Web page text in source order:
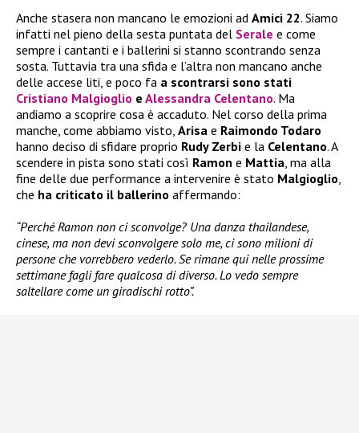
Anche stasera non mancano le emozioni ad Amici 22. Siamo
infatti nel pieno della sesta puntata del Serale e come
sempre i cantanti e i ballerini si stanno scontrando senza
sosta. Tuttavia tra una sfida e l’altra non mancano anche
delle accese liti, e poco fa a scontrarsi sono stati
Cristiano Malgioglio e Alessandra Celentano. Ma
andiamo a scoprire cosa è accaduto. Nel corso della prima
manche, come abbiamo visto, Arisa e Raimondo Todaro
hanno deciso di sfidare proprio Rudy Zerbi e la Celentano. A
scendere in pista sono stati così Ramon e Mattia, ma alla
fine delle due performance a intervenire è stato Malgioglio,
che ha criticato il ballerino affermando:
“Perché Ramon non ci sconvolge? Una danza thailandese,
cinese, ma non devi sconvolgere solo me, ci sono milioni di
persone che vorrebbero vederlo. Se rimane qui nelle prossime
settimane fagli fare qualcosa di diverso. Lo vedo sempre
saltellare come un giradischi rotto”.